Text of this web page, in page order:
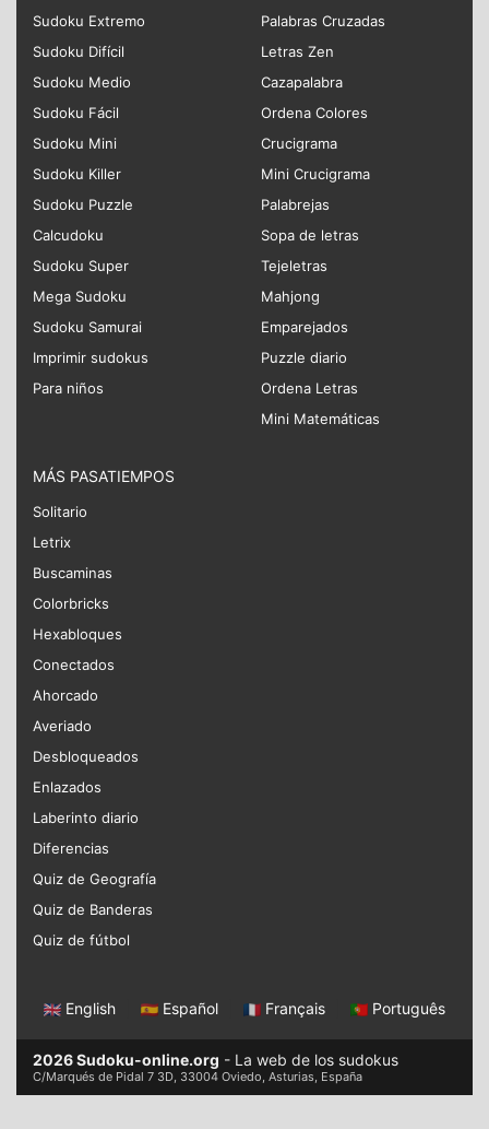
Sudoku Extremo
Sudoku Difícil
Sudoku Medio
Sudoku Fácil
Sudoku Mini
Sudoku Killer
Sudoku Puzzle
Calcudoku
Sudoku Super
Mega Sudoku
Sudoku Samurai
Imprimir sudokus
Para niños
Palabras Cruzadas
Letras Zen
Cazapalabra
Ordena Colores
Crucigrama
Mini Crucigrama
Palabrejas
Sopa de letras
Tejeletras
Mahjong
Emparejados
Puzzle diario
Ordena Letras
Mini Matemáticas
MÁS PASATIEMPOS
Solitario
Letrix
Buscaminas
Colorbricks
Hexabloques
Conectados
Ahorcado
Averiado
Desbloqueados
Enlazados
Laberinto diario
Diferencias
Quiz de Geografía
Quiz de Banderas
Quiz de fútbol
English Español Français Português
2026 Sudoku-online.org - La web de los sudokus
C/Marqués de Pidal 7 3D, 33004 Oviedo, Asturias, España